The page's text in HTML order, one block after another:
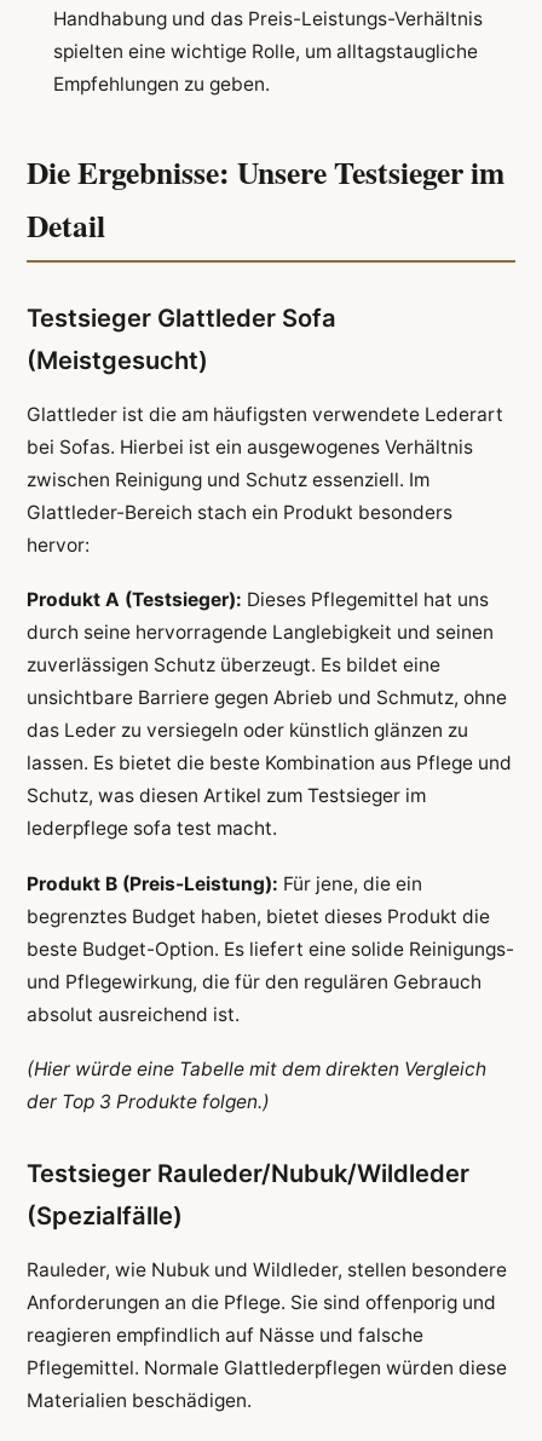
Handhabung und das Preis-Leistungs-Verhältnis
spielten eine wichtige Rolle, um alltagstaugliche
Empfehlungen zu geben.
Die Ergebnisse: Unsere Testsieger im
Detail
Testsieger Glattleder Sofa
(Meistgesucht)
Glattleder ist die am häufigsten verwendete Lederart
bei Sofas. Hierbei ist ein ausgewogenes Verhältnis
zwischen Reinigung und Schutz essenziell. Im
Glattleder-Bereich stach ein Produkt besonders
hervor:
Produkt A (Testsieger): Dieses Pflegemittel hat uns
durch seine hervorragende Langlebigkeit und seinen
zuverlässigen Schutz überzeugt. Es bildet eine
unsichtbare Barriere gegen Abrieb und Schmutz, ohne
das Leder zu versiegeln oder künstlich glänzen zu
lassen. Es bietet die beste Kombination aus Pflege und
Schutz, was diesen Artikel zum Testsieger im
lederpflege sofa test macht.
Produkt B (Preis-Leistung): Für jene, die ein
begrenztes Budget haben, bietet dieses Produkt die
beste Budget-Option. Es liefert eine solide Reinigungs-
und Pflegewirkung, die für den regulären Gebrauch
absolut ausreichend ist.
(Hier würde eine Tabelle mit dem direkten Vergleich
der Top 3 Produkte folgen.)
Testsieger Rauleder/Nubuk/Wildleder
(Spezialfälle)
Rauleder, wie Nubuk und Wildleder, stellen besondere
Anforderungen an die Pflege. Sie sind offenporig und
reagieren empfindlich auf Nässe und falsche
Pflegemittel. Normale Glattlederpflegen würden diese
Materialien beschädigen.